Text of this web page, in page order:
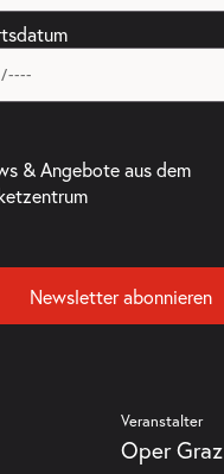
& Angebote aus dem
Newsletter abonnieren
Veranstalter
Oper Graz